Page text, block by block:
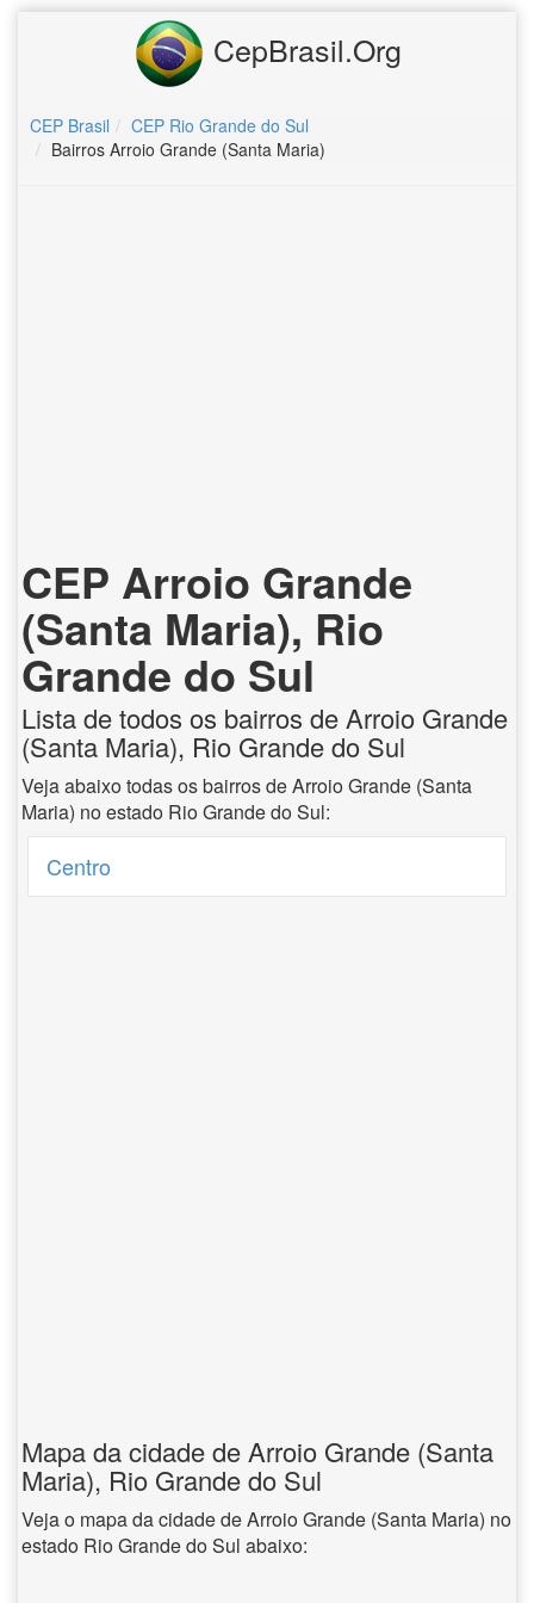
CepBrasil.Org
CEP Brasil
CEP Rio Grande do Sul
Bairros Arroio Grande (Santa Maria)
CEP Arroio Grande
(Santa Maria), Rio
Grande do Sul
Lista de todos os bairros de Arroio Grande
(Santa Maria), Rio Grande do Sul
Veja abaixo todas os bairros de Arroio Grande (Santa
Maria) no estado Rio Grande do Sul:
Centro
Mapa da cidade de Arroio Grande (Santa
Maria), Rio Grande do Sul
Veja o mapa da cidade de Arroio Grande (Santa Maria) no
estado Rio Grande do Sul abaixo: